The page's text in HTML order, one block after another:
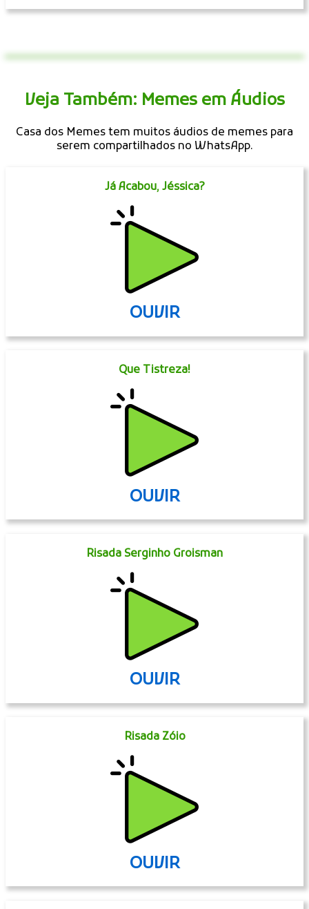
Veja Também: Memes em Áudios
Casa dos Memes tem muitos áudios de memes para
serem compartilhados no WhatsApp.
Já Acabou, Jéssica?
OUVIR
Que Tistreza!
OUVIR
Risada Serginho Groisman
OUVIR
Risada Zóio
OUVIR